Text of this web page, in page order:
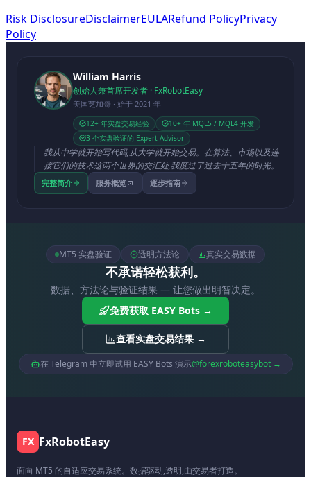
Risk DisclosureDisclaimerEULARefund PolicyPrivacy
Policy
William Harris
创始人兼首席开发者 · FxRobotEasy
美国芝加哥 · 始于 2021 年
12+ 年实盘交易经验
10+ 年 MQL5 / MQL4 开发
3 个实盘验证的 Expert Advisor
我从中学就开始写代码,从大学就开始交易。在算法、市场以及连
接它们的技术这两个世界的交汇处,我度过了过去十五年的时光。
完整简介 服务概览 逐步指南
MT5 实盘验证 透明方法论 真实交易数据
不承诺轻松获利。
数据、方法论与验证结果 — 让您做出明智决定。
免费获取 EASY Bots →
查看实盘交易结果 →
在 Telegram 中立即试用 EASY Bots 演示@forexroboteasybot →
FX FxRobotEasy
面向 MT5 的自适应交易系统。数据驱动,透明,由交易者打造。